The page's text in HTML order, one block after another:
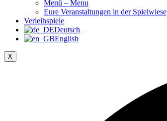
Menü – Menu
Eure Veranstaltungen in der Spielwiese
Verleihspiele
Deutsch
English
X